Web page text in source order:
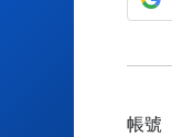
帳號